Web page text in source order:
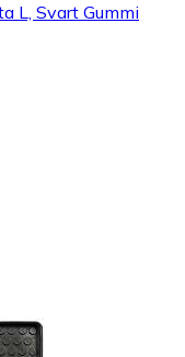
L, Svart Gummi